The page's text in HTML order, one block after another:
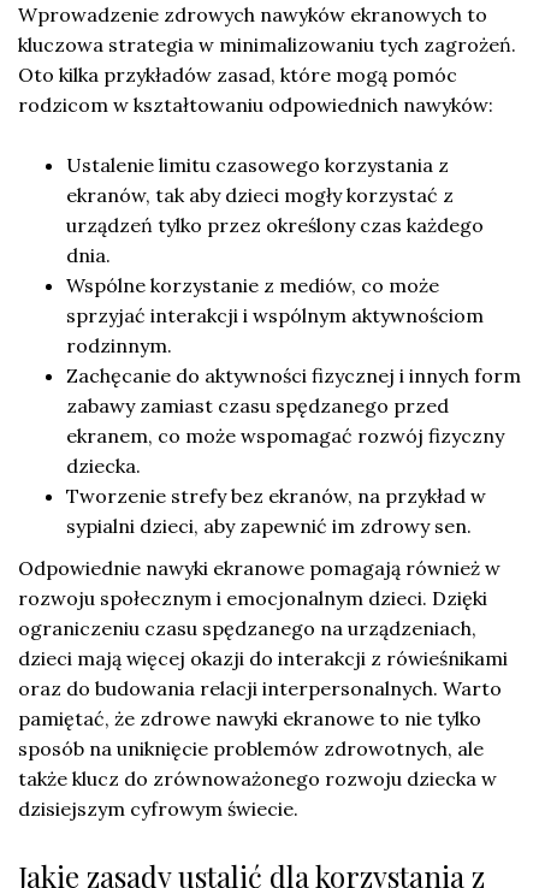
Wprowadzenie zdrowych nawyków ekranowych to
kluczowa strategia w minimalizowaniu tych zagrożeń.
Oto kilka przykładów zasad, które mogą pomóc
rodzicom w kształtowaniu odpowiednich nawyków:
Ustalenie limitu czasowego korzystania z
ekranów, tak aby dzieci mogły korzystać z
urządzeń tylko przez określony czas każdego
dnia.
Wspólne korzystanie z mediów, co może
sprzyjać interakcji i wspólnym aktywnościom
rodzinnym.
Zachęcanie do aktywności fizycznej i innych form
zabawy zamiast czasu spędzanego przed
ekranem, co może wspomagać rozwój fizyczny
dziecka.
Tworzenie strefy bez ekranów, na przykład w
sypialni dzieci, aby zapewnić im zdrowy sen.
Odpowiednie nawyki ekranowe pomagają również w
rozwoju społecznym i emocjonalnym dzieci. Dzięki
ograniczeniu czasu spędzanego na urządzeniach,
dzieci mają więcej okazji do interakcji z rówieśnikami
oraz do budowania relacji interpersonalnych. Warto
pamiętać, że zdrowe nawyki ekranowe to nie tylko
sposób na uniknięcie problemów zdrowotnych, ale
także klucz do zrównoważonego rozwoju dziecka w
dzisiejszym cyfrowym świecie.
Jakie zasady ustalić dla korzystania z